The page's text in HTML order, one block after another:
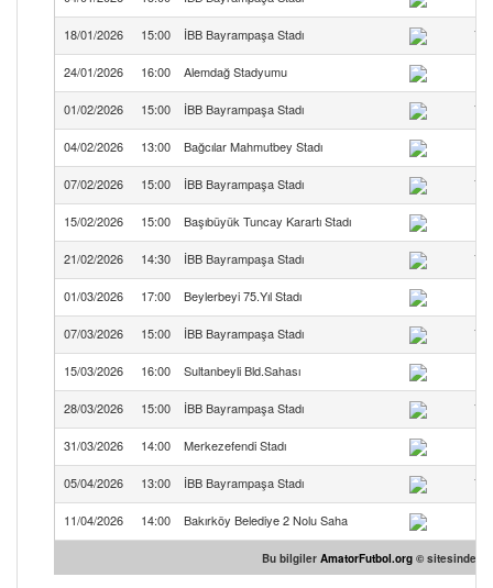
18/01/2026 15:00 İBB Bayrampaşa Stadı
24/01/2026 16:00 Alemdağ Stadyumu
01/02/2026 15:00 İBB Bayrampaşa Stadı
04/02/2026 13:00 Bağcılar Mahmutbey Stadı
07/02/2026 15:00 İBB Bayrampaşa Stadı
15/02/2026 15:00 Başıbüyük Tuncay Karartı Stadı
21/02/2026 14:30 İBB Bayrampaşa Stadı
01/03/2026 17:00 Beylerbeyi 75.Yıl Stadı
07/03/2026 15:00 İBB Bayrampaşa Stadı
15/03/2026 16:00 Sultanbeyli Bld.Sahası
28/03/2026 15:00 İBB Bayrampaşa Stadı
31/03/2026 14:00 Merkezefendi Stadı
05/04/2026 13:00 İBB Bayrampaşa Stadı
11/04/2026 14:00 Bakırköy Belediye 2 Nolu Saha
Bu bilgiler AmatorFutbol.org© sitesinden